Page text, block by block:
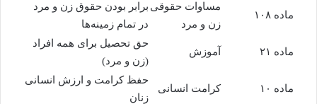
ماده ۱۰۸
مساوات حقوقی
زن و مرد
برابر بودن حقوق زن و مرد
در تمام زمینه‌ها
ماده ۲۱ آموزش
حق تحصیل برای همه افراد
(زن و مرد)
ماده ۱۰ کرامت انسانی
حفظ کرامت و ارزش انسانی
زنان